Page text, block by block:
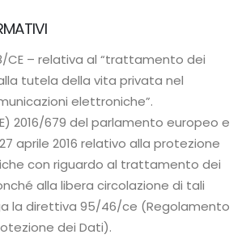
CE – relativa al “trattamento dei
tutela della vita privata nel
elettroniche”.
2016/679 del parlamento europeo e
aprile 2016 relativo alla protezione
con riguardo al trattamento dei
alla libera circolazione di tali
la direttiva 95/46/ce (Regolamento
dei Dati).